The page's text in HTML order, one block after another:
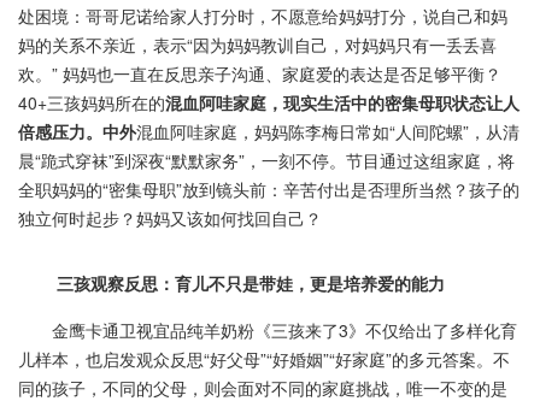
处困境：哥哥尼诺给家人打分时，不愿意给妈妈打分，说自己和妈
妈的关系不亲近，表示“因为妈妈教训自己，对妈妈只有一丢丢喜
欢。” 妈妈也一直在反思亲子沟通、家庭爱的表达是否足够平衡？
40+三孩妈妈所在的混血阿哇家庭 ， 现实生活中的密集母职状态让人
倍感压力。中外混血阿哇家庭，妈妈陈李梅日常如“人间陀螺”，从清
晨“跪式穿袜”到深夜“默默家务”，一刻不停。节目通过这组家庭，将
全职妈妈的“密集母职”放到镜头前：辛苦付出是否理所当然？孩子的
独立何时起步？妈妈又该如何找回自己？
三孩观察反思： 育儿不只是带娃，更是培养爱的能力
金鹰卡通卫视宜品纯羊奶粉《三孩来了3》不仅给出了多样化育
儿样本，也启发观众反思“好父母”“好婚姻”“好家庭”的多元答案。不
同的孩子，不同的父母，则会面对不同的家庭挑战，唯一不变的是